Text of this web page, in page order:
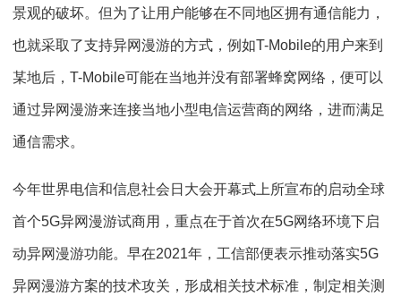
景观的破坏。但为了让用户能够在不同地区拥有通信能力，
也就采取了支持异网漫游的方式，例如T-Mobile的用户来到
某地后，T-Mobile可能在当地并没有部署蜂窝网络，便可以
通过异网漫游来连接当地小型电信运营商的网络，进而满足
通信需求。
今年世界电信和信息社会日大会开幕式上所宣布的启动全球
首个5G异网漫游试商用，重点在于首次在5G网络环境下启
动异网漫游功能。早在2021年，工信部便表示推动落实5G
异网漫游方案的技术攻关，形成相关技术标准，制定相关测